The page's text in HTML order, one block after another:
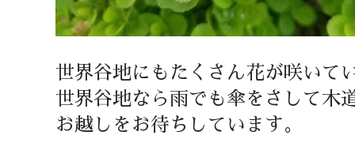
世界谷地にもたくさん花が咲いて
世界谷地なら雨でも傘をさして木
お越しをお待ちしています。